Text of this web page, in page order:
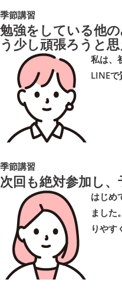
季節講習
勉強をしている他
う少し頑張ろうと
私は、
LINE
季節講習
次回も絶対参加し
はじめ
ました
りやす